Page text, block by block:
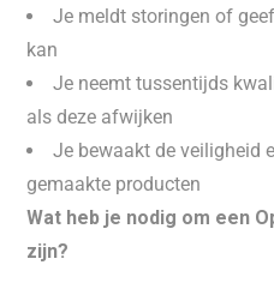
Je meldt storingen of
kan
Je neemt tussentijds
als deze afwijken
Je bewaakt de veiligheid
gemaakte producten
Wat heb je nodig om een
zijn?